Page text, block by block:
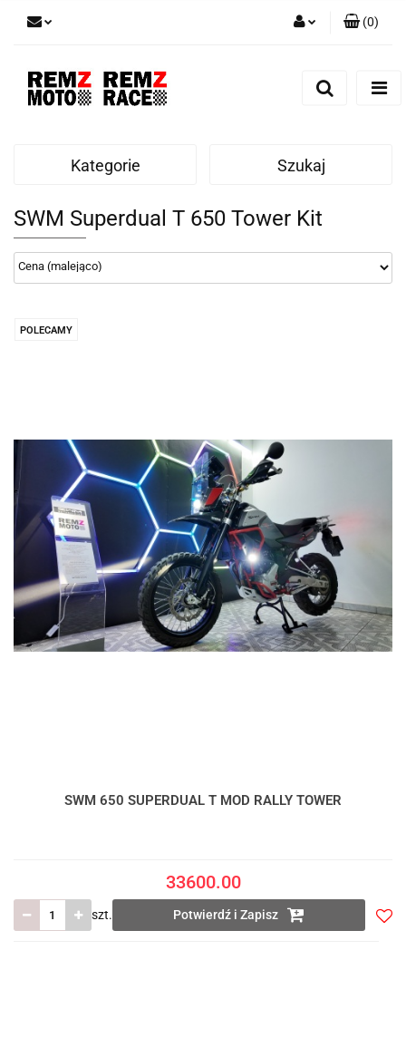
(0)
Kategorie Szukaj
SWM Superdual T 650 Tower Kit
POLECAMY
SWM 650 SUPERDUAL T MOD RALLY TOWER
33600.00
szt. Potwierdź i Zapisz